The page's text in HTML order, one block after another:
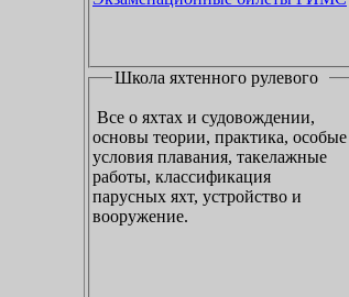
Школа яхтенного рулевого
Все о яхтах и судовождении,
основы теории, практика, особые
условия плавания, такелажные
работы, классификация
парусных яхт, устройство и
вооружение.